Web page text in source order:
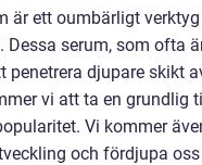
är ett oumbärligt
Dessa serum, som ofta
penetrera djupare skikt
vi att ta en grundlig
Vi kommer
och fördjupa